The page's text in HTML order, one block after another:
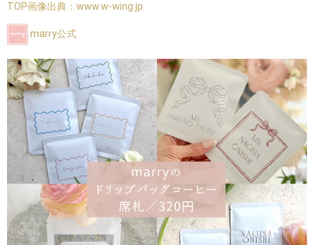
TOP画像出典： www.w-wing.jp
marry公式